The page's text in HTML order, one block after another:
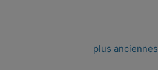
plus anciennes